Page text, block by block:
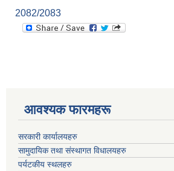
2082/2083
आवश्यक फारमहरू
सरकारी कार्यालयहरु
सामुदायिक तथा संस्थागत विधालयहरु
पर्यटकीय स्थलहरु